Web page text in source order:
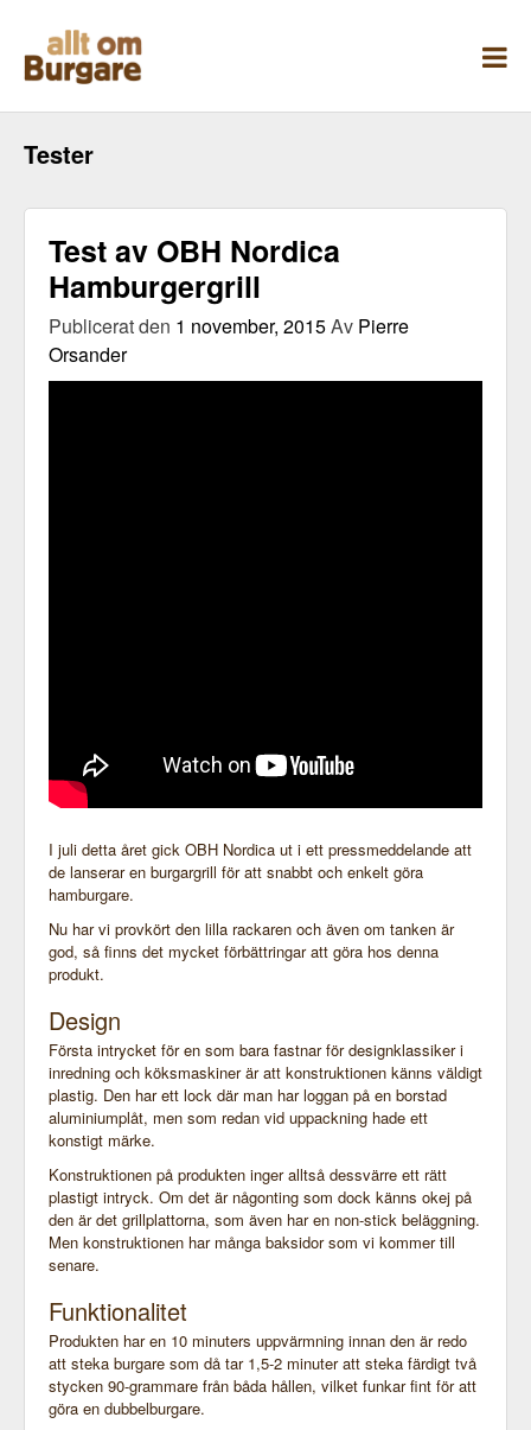
innehåll
Tester
Test av OBH Nordica
Hamburgergrill
Publicerat den 1 november, 2015Av Pierre
Orsander
I juli detta året gick OBH Nordica ut i ett pressmeddelande att
de lanserar en burgargrill för att snabbt och enkelt göra
hamburgare.
Nu har vi provkört den lilla rackaren och även om tanken är
god, så finns det mycket förbättringar att göra hos denna
produkt.
Design
Första intrycket för en som bara fastnar för designklassiker i
inredning och köksmaskiner är att konstruktionen känns väldigt
plastig. Den har ett lock där man har loggan på en borstad
aluminiumplåt, men som redan vid uppackning hade ett
konstigt märke.
Konstruktionen på produkten inger alltså dessvärre ett rätt
plastigt intryck. Om det är någonting som dock känns okej på
den är det grillplattorna, som även har en non-stick beläggning.
Men konstruktionen har många baksidor som vi kommer till
senare.
Funktionalitet
Produkten har en 10 minuters uppvärmning innan den är redo
att steka burgare som då tar 1,5-2 minuter att steka färdigt två
stycken 90-grammare från båda hållen, vilket funkar fint för att
göra en dubbelburgare.